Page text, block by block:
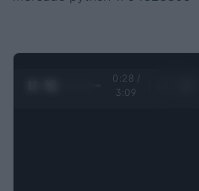
0:29 /
3:09